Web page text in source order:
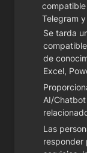
Telegram
Se tarda
de
Excel,
AI/
Las
responder